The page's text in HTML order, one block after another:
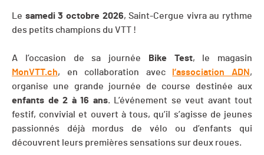
Le samedi 3 octobre 2026, Saint-Cergue vivra au rythme
des petits champions du VTT !
A l’occasion de sa journée Bike Test, le magasin
MonVTT.ch, en collaboration avec l’association ADN ,
organise une grande journée de course destinée aux
enfants de 2 à 16 ans. L’événement se veut avant tout
festif, convivial et ouvert à tous, qu’il s’agisse de jeunes
passionnés déjà mordus de vélo ou d’enfants qui
découvrent leurs premières sensations sur deux roues.